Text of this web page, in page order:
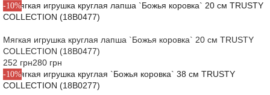
-10%
Мягкая игрушка круглая лапша `Божья коровка` 20 см TRUSTY
COLLECTION (18B0477)
252 грн280 грн
-10%